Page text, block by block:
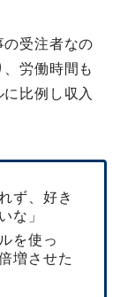
受注者なの
労働時間も
比例し収入
ず、好き
な」
を使っ
増させた